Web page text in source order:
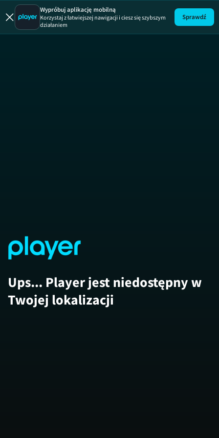
Wypróbuj aplikację mobilną
Korzystaj z łatwiejszej nawigacji i ciesz się szybszym
działaniem
Sprawdź
Ups... Player jest niedostępny w
Twojej lokalizacji